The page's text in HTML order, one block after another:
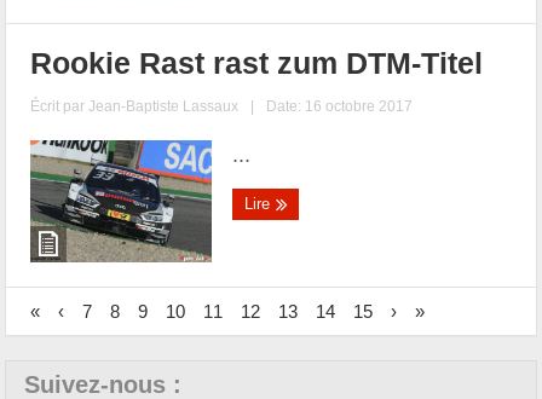
Rookie Rast rast zum DTM-Titel
Écrit parJean-Baptiste Lassaux | Date: 16 octobre 2017
...
Lire
« ‹ 7 8 9 10 11 12 13 14 15 › »
Suivez-nous :